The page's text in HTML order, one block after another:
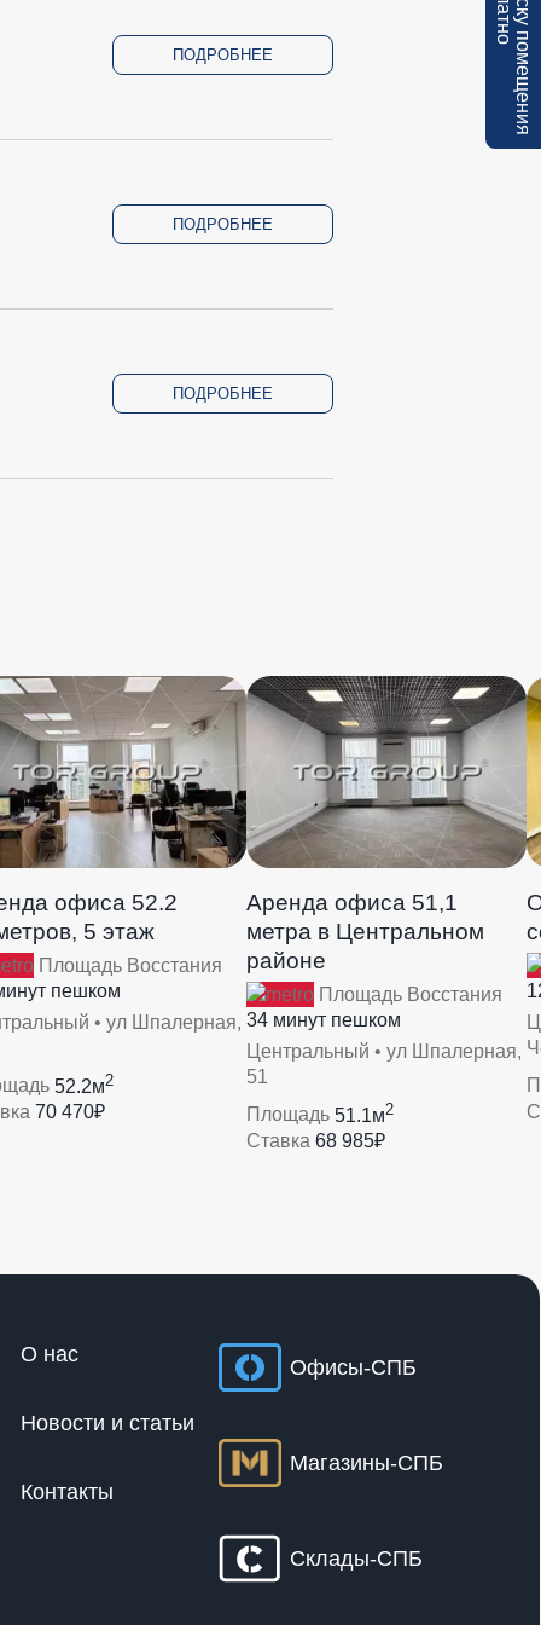
ПОДРОБНЕЕ
ПОДРОБНЕЕ
ПОДРОБНЕЕ
офиса 52.2
5 этаж
Площадь Восстания
пешком
• ул Шпалерная,
52.2м2
70 470₽
Аренда офиса 51,1
метра в Центральном
районе
Площадь Восстания
34 минут пешком
Центральный • ул Шпалерная,
51
Площадь 51.1м2
Ставка 68 985₽
О нас
Новости и статьи
Контакты
Офисы-СПБ
Магазины-СПБ
Склады-СПБ